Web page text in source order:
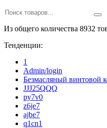
Из общего количества 8932
Тенденции:
1
Admin/login
Безмасляный винтовой
JJJ25QQQ
py7v0
z6je7
ajbe7
q1cn1